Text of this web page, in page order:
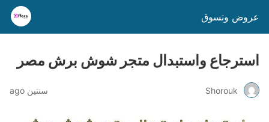
عروض وتسوق
استرجاع واستبدال متجر شوش برش مصر
Shorouk سنتين ago